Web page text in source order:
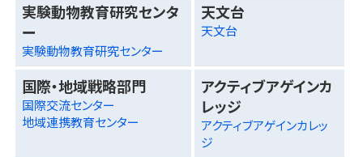
実験動物教育研究センタ
ー
実験動物教育研究センター
天文台
天文台
国際・地域戦略部門
国際交流センター
地域連携教育センター
アクティブアゲインカ
レッジ
アクティブアゲインカレッ
ジ